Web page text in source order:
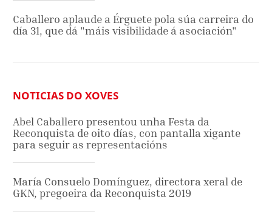
Caballero aplaude a Érguete pola súa carreira do
día 31, que dá "máis visibilidade á asociación"
NOTICIAS DO XOVES
Abel Caballero presentou unha Festa da
Reconquista de oito días, con pantalla xigante
para seguir as representacións
María Consuelo Domínguez, directora xeral de
GKN, pregoeira da Reconquista 2019